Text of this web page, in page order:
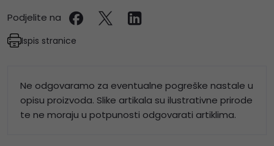
Podjelite na
Ispis stranice
Ne odgovaramo za eventualne pogreške nastale u
opisu proizvoda. Slike artikala su ilustrativne prirode
te ne moraju u potpunosti odgovarati artiklima.